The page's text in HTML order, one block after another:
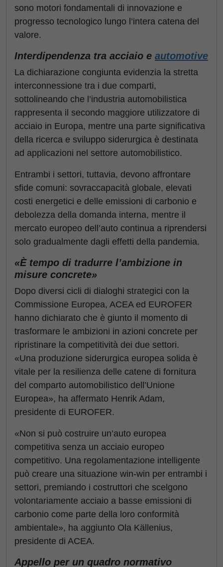
sono motori fondamentali di innovazione e
progresso tecnologico lungo l’intera catena del
valore.
Interdipendenza tra acciaio e automotive
La dichiarazione congiunta evidenzia la stretta
interconnessione tra i due comparti,
sottolineando che l’industria automobilistica
rappresenta il secondo maggiore utilizzatore di
acciaio in Europa, mentre una parte significativa
della ricerca e sviluppo siderurgica è destinata
ad applicazioni nel settore automobilistico.
Entrambi i settori, tuttavia, devono affrontare
sfide comuni: sovraccapacità globale, elevati
costi energetici e delle emissioni di carbonio e
debolezza della domanda interna, mentre il
mercato europeo dell’auto continua a riprendersi
solo gradualmente dagli effetti della pandemia.
«È tempo di tradurre l’ambizione in
misure concrete»
Dopo diversi cicli di dialoghi strategici con la
Commissione Europea, ACEA ed EUROFER
hanno dichiarato che è giunto il momento di
trasformare le ambizioni in azioni concrete per
ripristinare la competitività dei due settori.
«Una produzione siderurgica europea solida è
vitale per la resilienza delle catene di fornitura
del comparto automobilistico dell’Unione
Europea», ha affermato Henrik Adam,
presidente di EUROFER.
«Non si può costruire un’auto europea
competitiva senza un acciaio europeo
competitivo. Una regolamentazione intelligente
può creare una situazione win-win per entrambi i
settori, premiando i costruttori che scelgono
volontariamente acciaio a basse emissioni di
carbonio come parte della loro conformità
ambientale», ha aggiunto Ola Källenius,
presidente di ACEA.
Appello per un quadro normativo